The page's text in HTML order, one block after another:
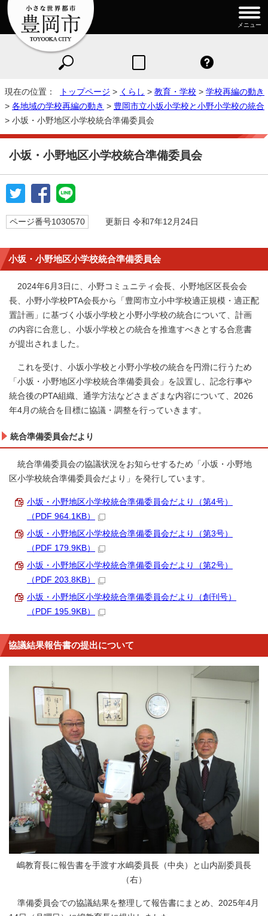
メニュー
現在の位置： トップページ > くらし > 教育・学校 > 学校再編の動き
> 各地域の学校再編の動き > 豊岡市立小坂小学校と小野小学校の統合
> 小坂・小野地区小学校統合準備委員会
小坂・小野地区小学校統合準備委員会
ページ番号1030570 更新日 令和7年12月24日
小坂・小野地区小学校統合準備委員会
2024年6月3日に、小野コミュニティ会長、小野地区区長会会
長、小野小学校PTA会長から「豊岡市立小中学校適正規模・適正配
置計画」に基づく小坂小学校と小野小学校の統合について、計画
の内容に合意し、小坂小学校との統合を推進すべきとする合意書
が提出されました。
これを受け、小坂小学校と小野小学校の統合を円滑に行うため
「小坂・小野地区小学校統合準備委員会」を設置し、記念行事や
統合後のPTA組織、通学方法などさまざまな内容について、2026
年4月の統合を目標に協議・調整を行っていきます。
統合準備委員会だより
統合準備委員会の協議状況をお知らせするため「小坂・小野地
区小学校統合準備委員会だより」を発行しています。
小坂・小野地区小学校統合準備委員会だより（第4号）
（PDF 964.1KB）
小坂・小野地区小学校統合準備委員会だより（第3号）
（PDF 179.9KB）
小坂・小野地区小学校統合準備委員会だより（第2号）
（PDF 203.8KB）
小坂・小野地区小学校統合準備委員会だより（創刊号）
（PDF 195.9KB）
協議結果報告書の提出について
嶋教育長に報告書を手渡す水嶋委員長（中央）と山内副委員長
（右）
準備委員会での協議結果を整理して報告書にまとめ、2025年4月